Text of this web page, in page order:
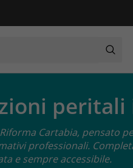
Cartabia, pensato
professionali.
e sempre accessibile.